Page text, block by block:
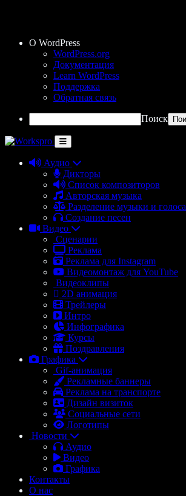
О WordPress
WordPress.org
Документация
Learn WordPress
Поддержка
Обратная связь
Поиск
Аудио
Дикторы
Список композиторов
Авторская музыка
Разделение музыки и голоса
Создание песен
Видео
Сценарии
Реклама
Реклама для Instagram
Видеомонтаж для YouTube
Видеоклипы
2D анимация
Трейлеры
Интро
Инфографика
Курсы
Поздравления
Графика
Gif-анимация
Рекламные баннеры
Реклама на транспорте
Дизайн визиток
Социальные сети
Логотипы
Новости
Аудио
Видео
Графика
Контакты
О нас